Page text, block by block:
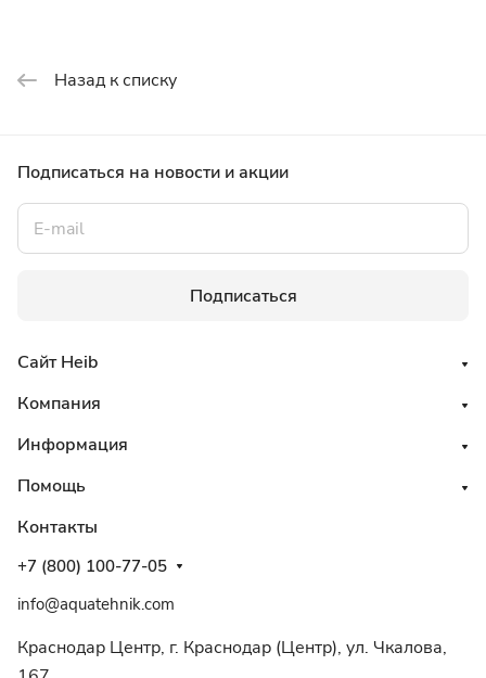
Назад к списку
Подписаться на новости и акции
Подписаться
Сайт Heib
Компания
Информация
Помощь
Контакты
+7 (800) 100-77-05
info@aquatehnik.com
Краснодар Центр, г. Краснодар (Центр), ул. Чкалова,